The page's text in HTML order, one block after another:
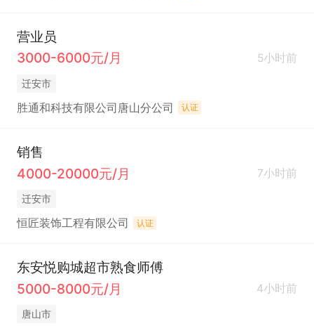
营业员
3000-6000元/月
5小时前
迁安市
胜通和科技有限公司唐山分公司 认证
销售
4000-20000元/月
7小时前
迁安市
恒匠装饰工程有限公司 认证
东安悦购城超市熟食师傅
5000-8000元/月
4小时前
唐山市